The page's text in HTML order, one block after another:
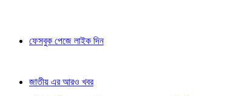
ফেসবুক পেজে লাইক দিন
জাতীয় এর আরও খবর